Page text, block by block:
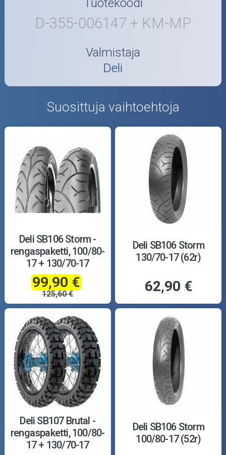
Tuotekoodi
D-355-006147 + KM-MP
Valmistaja
Deli
Suosittuja vaihtoehtoja
Deli SB106 Storm -
rengaspaketti, 100/80-
17 + 130/70-17
99,90 €
125,60 €
Deli SB106 Storm
130/70-17 (62r)
62,90 €
Deli SB107 Brutal -
rengaspaketti, 100/80-
17 + 130/70-17
Deli SB106 Storm
100/80-17 (52r)